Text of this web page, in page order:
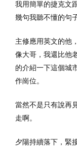
我用簡單的捷克文
幾句我聽不懂的句
主修應用英文的他
像大哥，我還比他
的介紹一下這個城
作崗位。
當然不是只有說再
走啊。
夕陽持續落下，緊